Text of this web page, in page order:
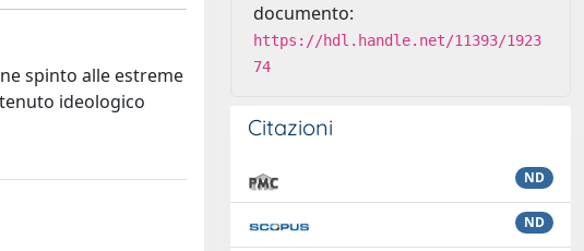
spinto alle estreme
ideologico
documento:
https://hdl.handle.net/11393/1923
74
Citazioni
ND
ND